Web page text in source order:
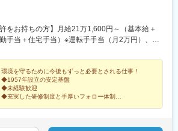
許をお持ちの方】月給21万1,600円～（基本給＋
手当＋住宅手当）※運転手手当（月2万円）、精
族がある方：月2万円支給。※残業が発生した場
当を全額支給。【大型自動車免許をお持ちでな
円～（基本給＋運転助手手当＋精勤手当＋
助手手当（月5,000円）、精勤手当（月5,000
住宅手当は単身者：月1万3,000円／扶養家族が
期間中は日給9,870円～11,870円■ドライバー：
環境を守るために今後もずっと必要とされる仕事！
◆1957年設立の安定基盤
◆未経験歓迎
◆充実した研修制度と手厚いフォロー体制